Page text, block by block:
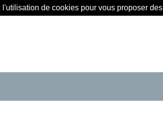
de cookies pour vous proposer